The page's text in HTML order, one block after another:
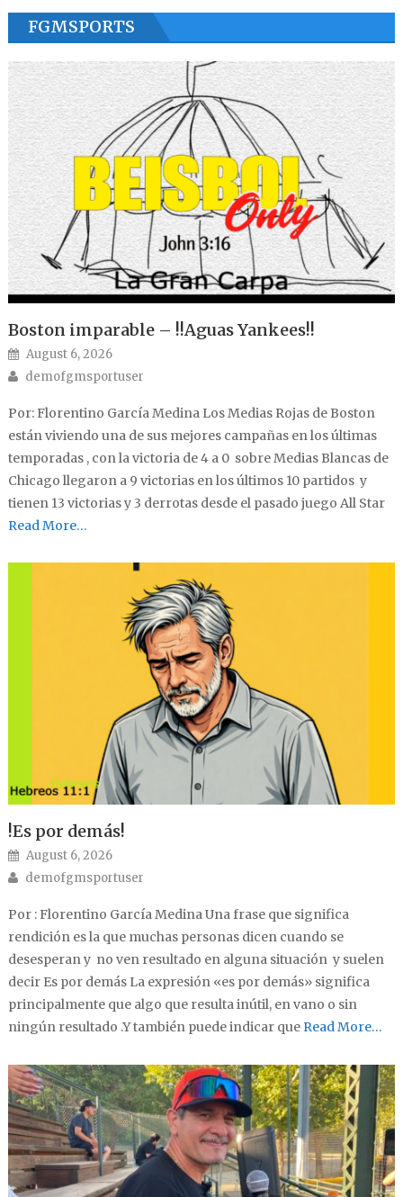
FGMSPORTS
Boston imparable – !!Aguas Yankees!!
Posted on
August 6, 2026
Author
demofgmsportuser
Por: Florentino García Medina Los Medias Rojas de Boston
están viviendo una de sus mejores campañas en los últimas
temporadas , con la victoria de 4 a 0 sobre Medias Blancas de
Chicago llegaron a 9 victorias en los últimos 10 partidos y
tienen 13 victorias y 3 derrotas desde el pasado juego All Star
Read More…
!Es por demás!
Posted on
August 6, 2026
Author
demofgmsportuser
Por : Florentino García Medina Una frase que significa
rendición es la que muchas personas dicen cuando se
desesperan y no ven resultado en alguna situación y suelen
decir Es por demás La expresión «es por demás» significa
principalmente que algo que resulta inútil, en vano o sin
ningún resultado .Y también puede indicar queRead More…